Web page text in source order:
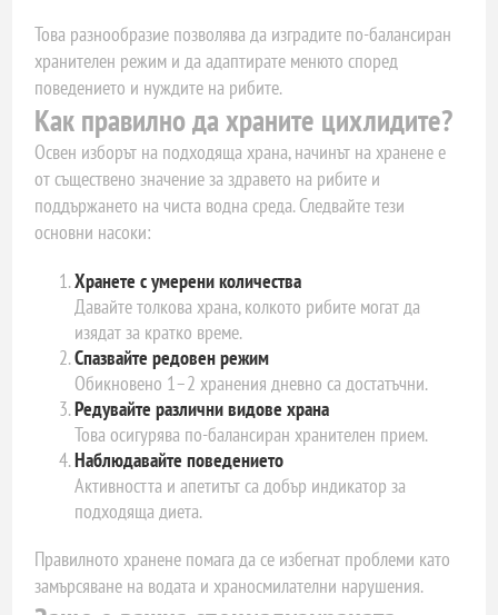
Това разнообразие позволява да изградите по-балансиран
хранителен режим и да адаптирате менюто според
поведението и нуждите на рибите.
Как правилно да храните цихлидите?
Освен изборът на подходяща храна, начинът на хранене е
от съществено значение за здравето на рибите и
поддържането на чиста водна среда. Следвайте тези
основни насоки:
Хранете с умерени количества
Давайте толкова храна, колкото рибите могат да
изядат за кратко време.
Спазвайте редовен режим
Обикновено 1–2 хранения дневно са достатъчни.
Редувайте различни видове храна
Това осигурява по-балансиран хранителен прием.
Наблюдавайте поведението
Активността и апетитът са добър индикатор за
подходяща диета.
Правилното хранене помага да се избегнат проблеми като
замърсяване на водата и храносмилателни нарушения.